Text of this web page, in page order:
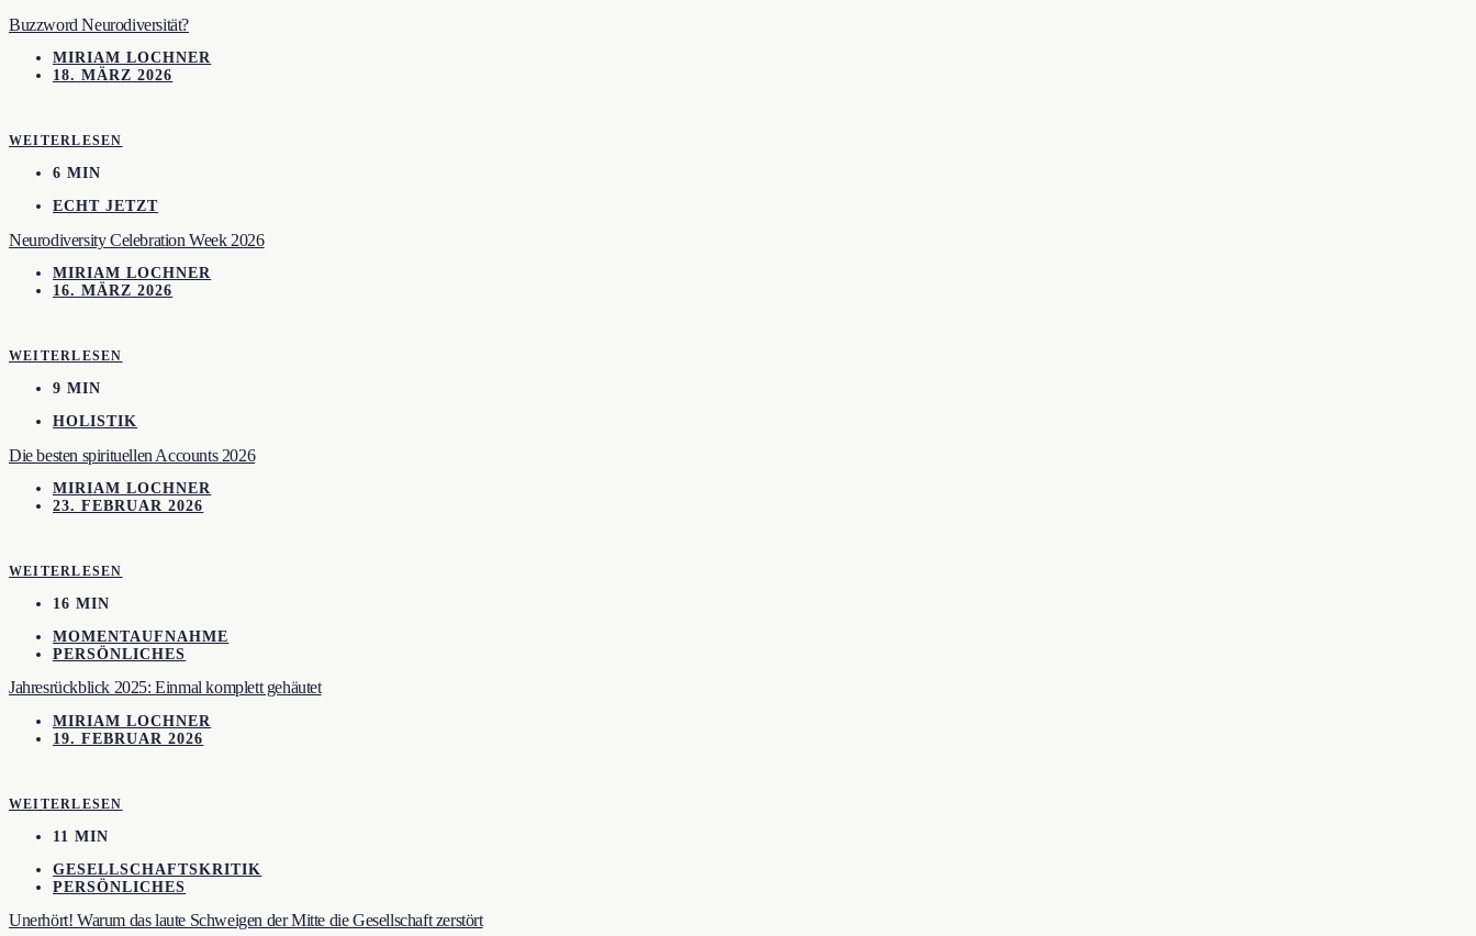
Buzzword Neurodiversität?
MIRIAM LOCHNER
18. MÄRZ 2026
WEITERLESEN
6 MIN
ECHT JETZT
Neurodiversity Celebration Week 2026
MIRIAM LOCHNER
16. MÄRZ 2026
WEITERLESEN
9 MIN
HOLISTIK
Die besten spirituellen Accounts 2026
MIRIAM LOCHNER
23. FEBRUAR 2026
WEITERLESEN
16 MIN
MOMENTAUFNAHME
PERSÖNLICHES
Jahresrückblick 2025: Einmal komplett gehäutet
MIRIAM LOCHNER
19. FEBRUAR 2026
WEITERLESEN
11 MIN
GESELLSCHAFTSKRITIK
PERSÖNLICHES
Unerhört! Warum das laute Schweigen der Mitte die Gesellschaft zerstört